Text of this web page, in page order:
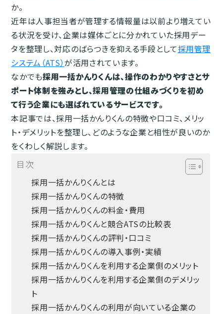
か。
近年は人事担当者が管理する情報量は以前より増えてい
る状況を受け、企業は媒体ごとに分かれていた採用デー
タを整理し、対応のばらつきを抑える手段として採用管理
システム（ATS）が活用されています。
なかでも採用一括かんりくんは、操作のわかりやすさとサ
ポート体制を強みとし、採用管理の仕組みづくりを初め
て行う企業にも選ばれているサービスです。
本記事では、採用一括かんりくんの特徴や口コミ、メリッ
ト・デメリットを整理し、どのような企業と相性が良いのか
をくわしく解説します。
目次
採用一括かんりくんとは
採用一括かんりくんの特徴
採用一括かんりくんの料金・費用
採用一括かんりくんと競合ATSの比較表
採用一括かんりくんの評判・口コミ
採用一括かんりくんの導入事例・実績
採用一括かんりくんを利用する企業側のメリット
採用一括かんりくんを利用する企業側のデメリッ
ト
採用一括かんりくんの利用が向いている企業の